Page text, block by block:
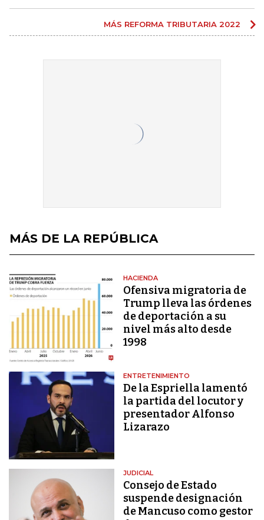
MÁS REFORMA TRIBUTARIA 2022
MÁS DE LA REPÚBLICA
HACIENDA
Ofensiva migratoria de
Trump lleva las órdenes
de deportación a su
nivel más alto desde
1998
ENTRETENIMIENTO
De la Espriella lamentó
la partida del locutor y
presentador Alfonso
Lizarazo
JUDICIAL
Consejo de Estado
suspende designación
de Mancuso como gestor